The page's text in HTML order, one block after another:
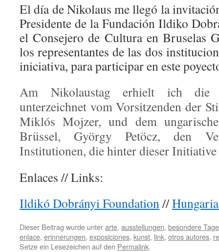
El día de Nikolaus me llegó la
Presidente de la Fundación Ildiko
el Consejero de Cultura en Bruselas
los representantes de las dos
iniciativa, para participar en este
Am Nikolaustag erhielt ich die
unterzeichnet vom Vorsitzenden der
Miklós Mojzer, und dem
Brüssel, György Petöcz, den
Institutionen, die hinter dieser Initiative
Enlaces // Links:
Ildikó Dobrányi Foundation//
Dieser Beitrag wurde unterarte, ausstellungen, besondere Tage
enlace, erinnerungen, exposiciones, kunst, link, otros autores,
Setze ein Lesezeichen auf den Permalink.